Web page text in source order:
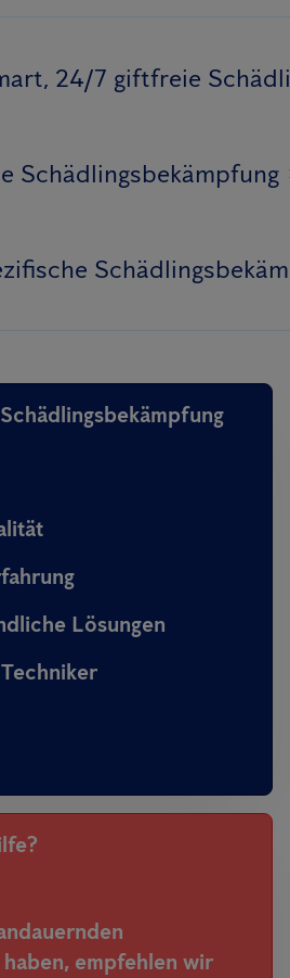
24/7 giftfreie
Schädlingsbekämpfung
Lösungen
empfehlen wir